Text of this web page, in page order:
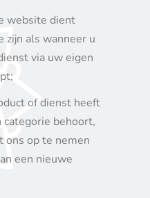
website dient
zijn als wanneer u
via uw eigen
of dienst heeft
behoort,
ons op te nemen
een nieuwe